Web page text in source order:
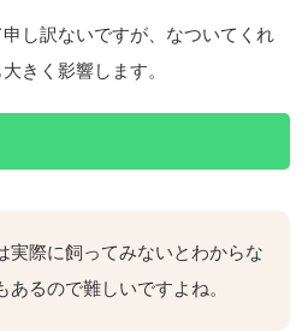
し訳ないですが、なついてくれ
きく影響します。
実際に飼ってみないとわからな
あるので難しいですよね。